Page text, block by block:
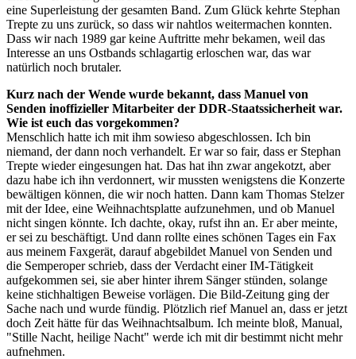
eine Superleistung der gesamten Band. Zum Glück kehrte Stephan
Trepte zu uns zurück, so dass wir nahtlos weitermachen konnten.
Dass wir nach 1989 gar keine Auftritte mehr bekamen, weil das
Interesse an uns Ostbands schlagartig erloschen war, das war
natürlich noch brutaler.
Kurz nach der Wende wurde bekannt, dass Manuel von
Senden inoffizieller Mitarbeiter der DDR-Staatssicherheit war.
Wie ist euch das vorgekommen?
Menschlich hatte ich mit ihm sowieso abgeschlossen. Ich bin
niemand, der dann noch verhandelt. Er war so fair, dass er Stephan
Trepte wieder eingesungen hat. Das hat ihn zwar angekotzt, aber
dazu habe ich ihn verdonnert, wir mussten wenigstens die Konzerte
bewältigen können, die wir noch hatten. Dann kam Thomas Stelzer
mit der Idee, eine Weihnachtsplatte aufzunehmen, und ob Manuel
nicht singen könnte. Ich dachte, okay, rufst ihn an. Er aber meinte,
er sei zu beschäftigt. Und dann rollte eines schönen Tages ein Fax
aus meinem Faxgerät, darauf abgebildet Manuel von Senden und
die Semperoper schrieb, dass der Verdacht einer IM-Tätigkeit
aufgekommen sei, sie aber hinter ihrem Sänger stünden, solange
keine stichhaltigen Beweise vorlägen. Die Bild-Zeitung ging der
Sache nach und wurde fündig. Plötzlich rief Manuel an, dass er jetzt
doch Zeit hätte für das Weihnachtsalbum. Ich meinte bloß, Manual,
"Stille Nacht, heilige Nacht" werde ich mit dir bestimmt nicht mehr
aufnehmen.